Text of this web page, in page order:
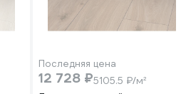
Последняя цена
12 728 ₽5105.5 ₽/м²